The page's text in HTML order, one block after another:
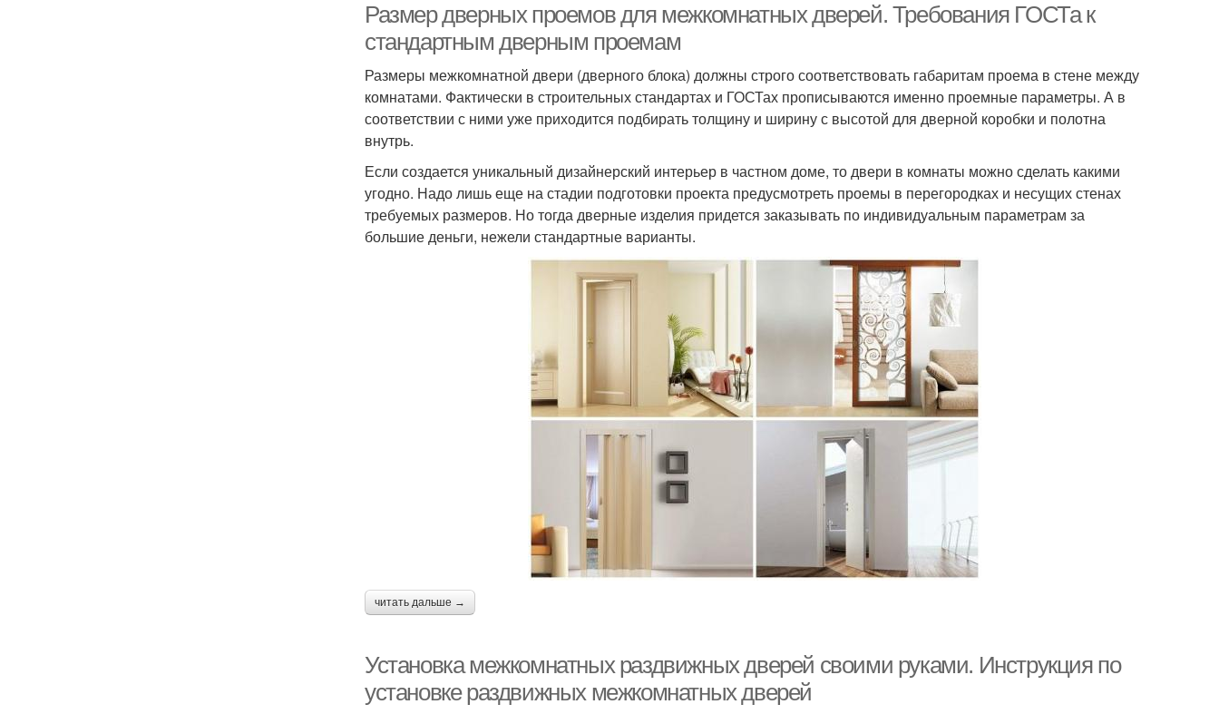
Размер дверных проемов для межкомнатных дверей. Требования ГОСТа к
стандартным дверным проемам
Размеры межкомнатной двери (дверного блока) должны строго соответствовать габаритам проема в стене между
комнатами. Фактически в строительных стандартах и ГОСТах прописываются именно проемные параметры. А в
соответствии с ними уже приходится подбирать толщину и ширину с высотой для дверной коробки и полотна
внутрь.
Если создается уникальный дизайнерский интерьер в частном доме, то двери в комнаты можно сделать какими
угодно. Надо лишь еще на стадии подготовки проекта предусмотреть проемы в перегородках и несущих стенах
требуемых размеров. Но тогда дверные изделия придется заказывать по индивидуальным параметрам за
большие деньги, нежели стандартные варианты.
читать дальше →
Установка межкомнатных раздвижных дверей своими руками. Инструкция по
установке раздвижных межкомнатных дверей